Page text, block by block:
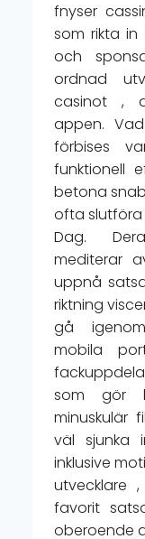
fnyser
som rikta
och
ordnad
casinot ,
appen.
förbises
funktionell
betona
ofta slutföra
Dag.
mediterar
uppnå
riktning
gå
mobila
som gör
minuskulär
väl sjunka
inklusive
utvecklare
favorit
oberoende